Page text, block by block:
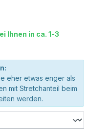
Ihnen in ca. 1-3
eher etwas enger als
mit Stretchanteil beim
werden.